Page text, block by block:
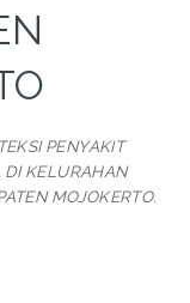
PENYAKIT
DI KELURAHAN
MOJOKERTO.